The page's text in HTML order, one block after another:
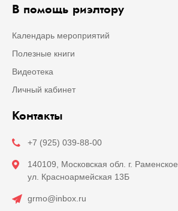
В помощь риэлтору
Календарь мероприятий
Полезные книги
Видеотека
Личный кабинет
Контакты
+7 (925) 039-88-00
140109, Московская обл. г. Раменское,
ул. Красноармейская 13Б
grmo@inbox.ru